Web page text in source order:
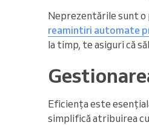
Neprezentările sunt o
reamintiri automate
la timp, te asiguri că
Eficiența este
simplifică atribuirea